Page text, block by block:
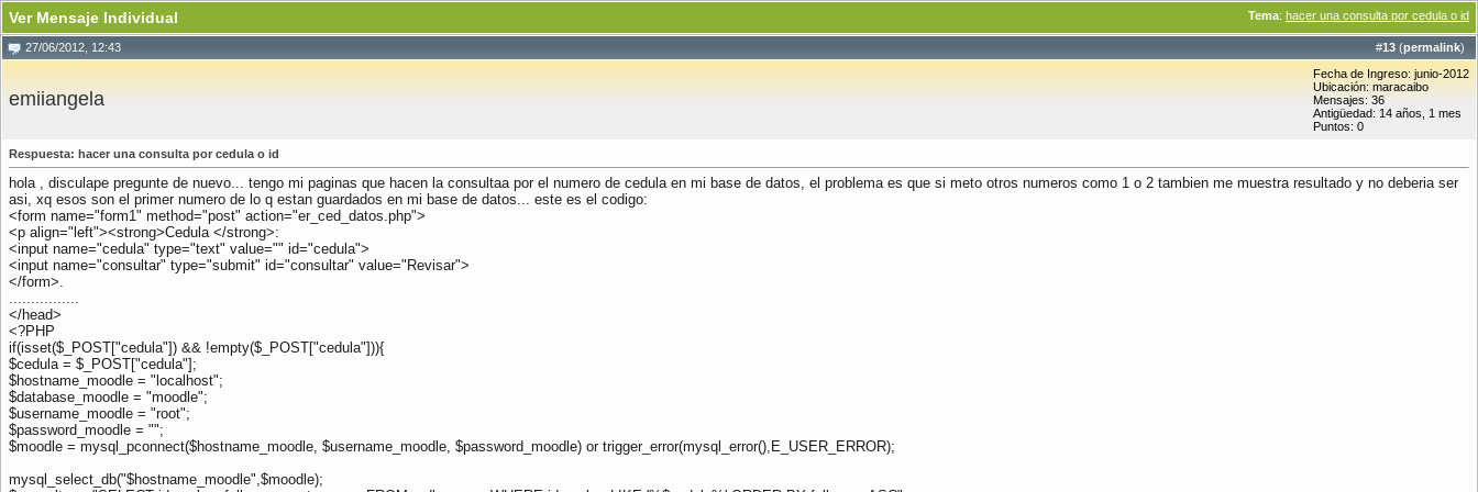
Tema: hacer una consulta por cedula o id
Ver Mensaje Individual
#13 (permalink)
27/06/2012, 12:43
emiiangela
Fecha de Ingreso: junio-2012
Ubicación: maracaibo
Mensajes: 36
Antigüedad: 14 años, 1 mes
Puntos: 0
Respuesta: hacer una consulta por cedula o id
hola , disculape pregunte de nuevo... tengo mi paginas que hacen la consultaa por el numero de cedula en mi base de datos, el problema es que si meto otros numeros como 1 o 2 tambien me muestra resultado y no deberia ser
asi, xq esos son el primer numero de lo q estan guardados en mi base de datos... este es el codigo:
<form name="form1" method="post" action="er_ced_datos.php">
<p align="left"><strong>Cedula </strong>:
<input name="cedula" type="text" value="" id="cedula">
<input name="consultar" type="submit" id="consultar" value="Revisar">
</form>.
................
</head>
<?PHP
if(isset($_POST["cedula"]) && !empty($_POST["cedula"])){
$cedula = $_POST["cedula"];
$hostname_moodle = "localhost";
$database_moodle = "moodle";
$username_moodle = "root";
$password_moodle = "";
$moodle = mysql_pconnect($hostname_moodle, $username_moodle, $password_moodle) or trigger_error(mysql_error(),E_USER_ERROR);
mysql_select_db("$hostname_moodle",$moodle);